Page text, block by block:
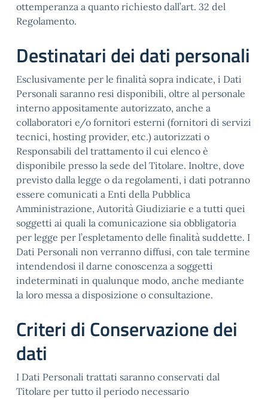
ottemperanza a quanto richiesto dall’art. 32 del
Regolamento.
Destinatari dei dati personali
Esclusivamente per le finalità sopra indicate, i Dati
Personali saranno resi disponibili, oltre al personale
interno appositamente autorizzato, anche a
collaboratori e/o fornitori esterni (fornitori di servizi
tecnici, hosting provider, etc.) autorizzati o
Responsabili del trattamento il cui elenco è
disponibile presso la sede del Titolare. Inoltre, dove
previsto dalla legge o da regolamenti, i dati potranno
essere comunicati a Enti della Pubblica
Amministrazione, Autorità Giudiziarie e a tutti quei
soggetti ai quali la comunicazione sia obbligatoria
per legge per l’espletamento delle finalità suddette. I
Dati Personali non verranno diffusi, con tale termine
intendendosi il darne conoscenza a soggetti
indeterminati in qualunque modo, anche mediante
la loro messa a disposizione o consultazione.
Criteri di Conservazione dei
dati
I Dati Personali trattati saranno conservati dal
Titolare per tutto il periodo necessario